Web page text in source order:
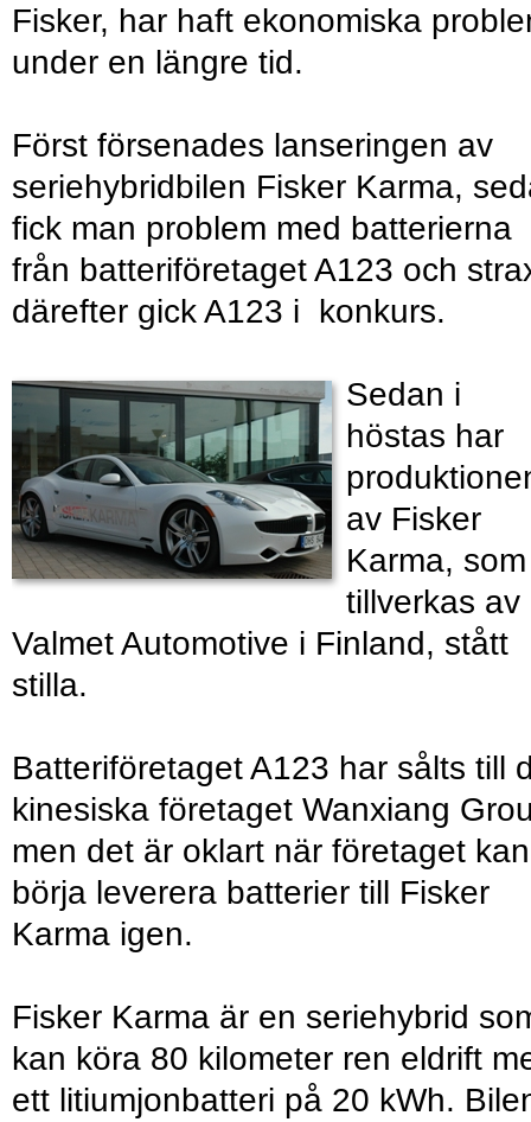
Fisker, har haft ekonomiska
under en längre tid.
Först försenades lanseringen av
seriehybridbilen Fisker Karma,
fick man problem med batterierna
från batteriföretaget A123 och
därefter gick A123 i konkurs.
Sedan i
höstas har
av Fisker
Karma, som
tillverkas av
Valmet Automotive i Finland, stått
stilla.
Batteriföretaget A123 har sålts till
kinesiska företaget Wanxiang
men det är oklart när företaget kan
börja leverera batterier till Fisker
Karma igen.
Fisker Karma är en seriehybrid
kan köra 80 kilometer ren eldrift
ett litiumjonbatteri på 20 kWh.